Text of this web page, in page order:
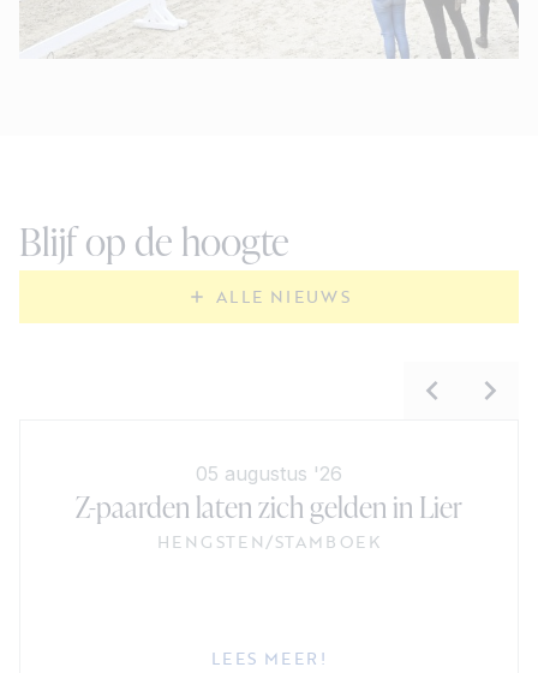
Blijf op de hoogte
ALLE NIEUWS
05 augustus '26
Z-paarden laten zich gelden in Lier
HENGSTEN/STAMBOEK
LEES MEER!